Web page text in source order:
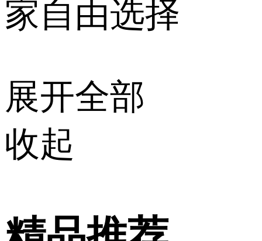
家自由选择
展开全部
收起